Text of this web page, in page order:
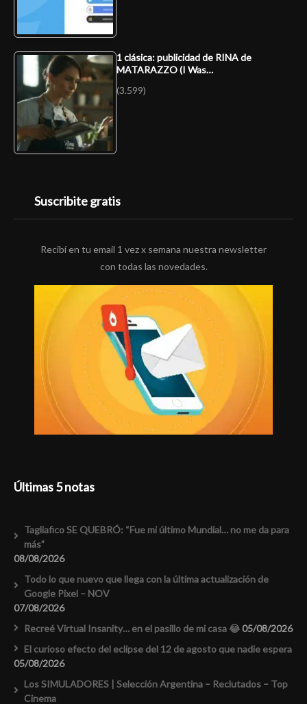
1 clásica: publicidad de RINA de
MATARAZZO (I Was…
(3.599)
Suscribite gratis
Recibí en tu email 1 vez x semana nuestra newsletter
con todas las novedades.
Últimas 5 notas
Tagliafico SE QUEBRÓ: “Fue mi último Mundial… no me da para
más”
08/08/2026
Todo lo que nuevo que llega con la última actualización de
Google Pixel – NOV
07/08/2026
Recreé Virtual Insanity… en el pasillo de mi casa 😂05/08/2026
El curioso efecto del eclipse del 12 de agosto que nadie espera
05/08/2026
Los SIMULADORES | Selección Argentina – Reclutados – Top
Cinema